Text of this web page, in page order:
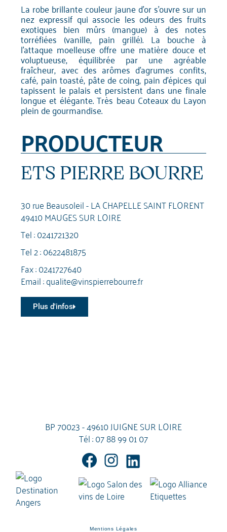
La robe brillante couleur jaune d'or s'ouvre sur un
nez expressif qui associe les odeurs des fruits
exotiques bien mûrs (mangue) à des notes
torréfiées (vanille, pain grillé). La bouche à
l'attaque moelleuse offre une matière douce et
voluptueuse, équilibrée par une agréable
fraîcheur, avec des arômes d'agrumes confits,
café, pain toasté, pâte de coing, pain d'épices qui
tapissent le palais et persistent dans une finale
longue et élégante. Très beau Coteaux du Layon
plein de gourmandise.
PRODUCTEUR
ETS PIERRE BOURRE
30 rue Beausoleil - LA CHAPELLE SAINT FLORENT
49410 MAUGES SUR LOIRE
Tel :0241721320
Tel 2 :0622481875
Fax : 0241727640
Email :qualite@vinspierrebourre.fr
Plus d'infos
BP 70023 - 49610 JUIGNE SUR LOIRE
Tél :07 88 99 01 07
Mentions Légales